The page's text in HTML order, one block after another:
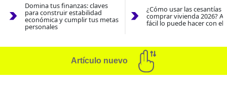
Domina tus finanzas: claves
para construir estabilidad
económica y cumplir tus metas
personales
¿Cómo usar las cesantías
comprar vivienda 2026?
fácil lo puede hacer con el
Artículo nuevo